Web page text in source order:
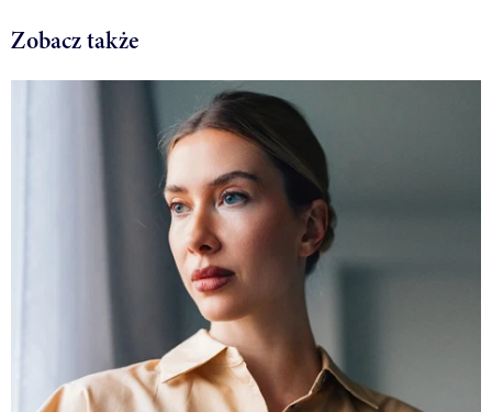
Zobacz także